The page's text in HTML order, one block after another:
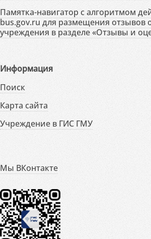
Памятка-навигатор с алгоритмом
bus.gov.ru для размещения отзывов
учреждения в разделе «Отзывы и
Информация
Поиск
Карта сайта
Учреждение в ГИС ГМУ
Мы ВКонтакте